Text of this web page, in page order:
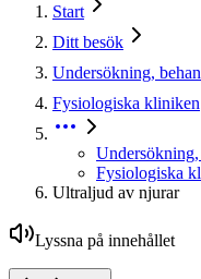
Start
Ditt besök
Undersökning,
Fysiologiska kliniken
Undersökning,
Fysiologiska
Ultraljud av njurar
Lyssna på innehållet